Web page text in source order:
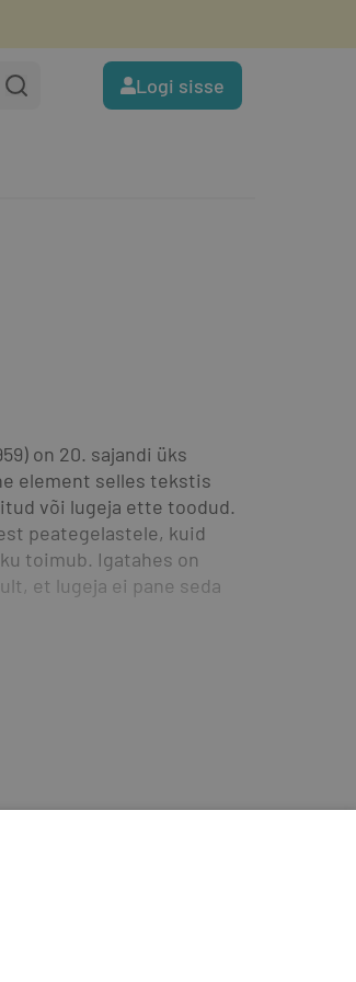
Logi sisse
on 20. sajandi üks
element selles tekstis
või lugeja ette toodud.
peategelastele, kuid
toimub. Igatahes on
et lugeja ei pane seda